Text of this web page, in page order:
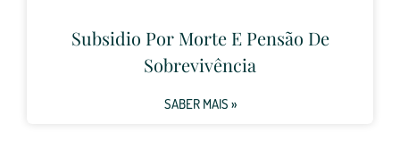
Subsidio Por Morte E Pensão De
Sobrevivência
SABER MAIS »